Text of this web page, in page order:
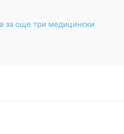
за още три медицински